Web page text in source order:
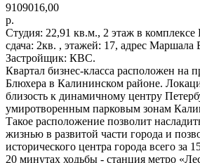
9109016,00
р.
Студия: 22,91 кв.м., 2 этаж в комплексе
сдача: 2кв. , этажей: 17, адрес Маршала
Застройщик: КВС.
Квартал бизнес-класса расположен на
Блюхера в Калининском районе.
близость к динамичному центру
умиротворенным парковым зонам
Такое расположение позволит
жизнью в развитой части города и
исторического центра города всего за
20 минутах ходьбы - станция метро